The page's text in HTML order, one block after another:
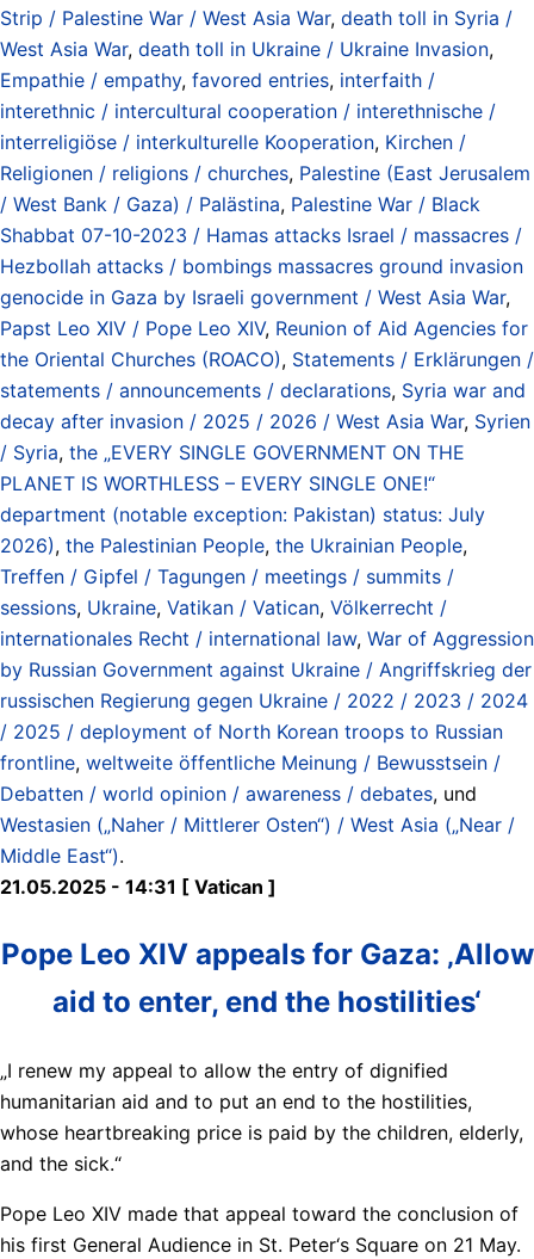
Strip / Palestine War / West Asia War, death toll in Syria /
West Asia War, death toll in Ukraine / Ukraine Invasion,
Empathie / empathy, favored entries, interfaith /
interethnic / intercultural cooperation / interethnische /
interreligiöse / interkulturelle Kooperation, Kirchen /
Religionen / religions / churches, Palestine (East Jerusalem
/ West Bank / Gaza) / Palästina, Palestine War / Black
Shabbat 07-10-2023 / Hamas attacks Israel / massacres /
Hezbollah attacks / bombings massacres ground invasion
genocide in Gaza by Israeli government / West Asia War,
Papst Leo XIV / Pope Leo XIV, Reunion of Aid Agencies for
the Oriental Churches (ROACO), Statements / Erklärungen /
statements / announcements / declarations, Syria war and
decay after invasion / 2025 / 2026 / West Asia War, Syrien
/ Syria, the „EVERY SINGLE GOVERNMENT ON THE
PLANET IS WORTHLESS – EVERY SINGLE ONE!“
department (notable exception: Pakistan) status: July
2026), the Palestinian People, the Ukrainian People,
Treffen / Gipfel / Tagungen / meetings / summits /
sessions, Ukraine, Vatikan / Vatican, Völkerrecht /
internationales Recht / international law, War of Aggression
by Russian Government against Ukraine / Angriffskrieg der
russischen Regierung gegen Ukraine / 2022 / 2023 / 2024
/ 2025 / deployment of North Korean troops to Russian
frontline, weltweite öffentliche Meinung / Bewusstsein /
Debatten / world opinion / awareness / debates, und
Westasien („Naher / Mittlerer Osten“) / West Asia („Near /
Middle East“).
21.05.2025 - 14:31 [ Vatican ]
Pope Leo XIV appeals for Gaza: ‚Allow
aid to enter, end the hostilities‘
„I renew my appeal to allow the entry of dignified
humanitarian aid and to put an end to the hostilities,
whose heartbreaking price is paid by the children, elderly,
and the sick.“
Pope Leo XIV made that appeal toward the conclusion of
his first General Audience in St. Peter‘s Square on 21 May.